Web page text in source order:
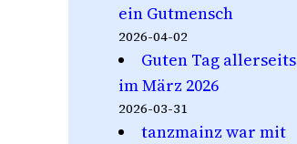
ein Gutmensch
2026-04-02
Guten Tag allerseits
im März 2026
2026-03-31
tanzmainz war mit